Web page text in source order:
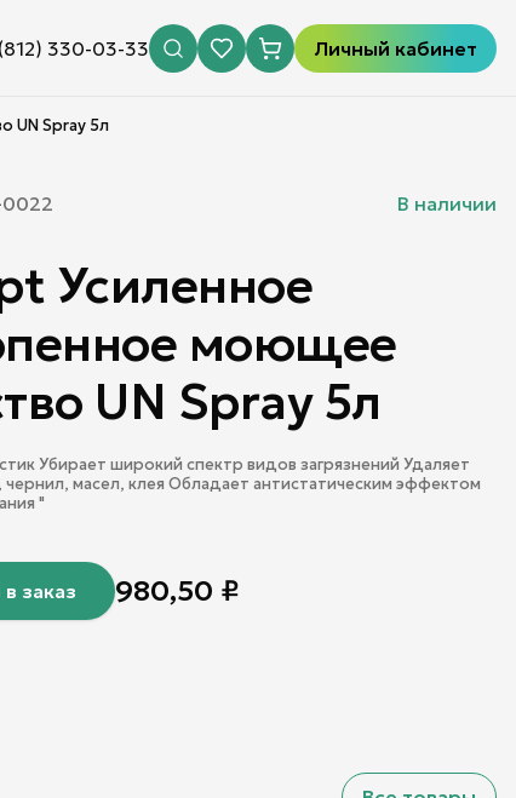
330-03-33 Личный кабинет
UN Spray 5л
В наличии
Усиленное
моющее
UN Spray 5л
Убирает широкий спектр видов загрязнений Удаляет
масел, клея Обладает антистатическим эффектом
"
заказ 980,50 ₽